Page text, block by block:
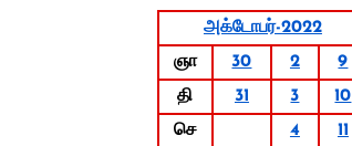
அக்டோபர்-2022
ஞா
30 2 9
தி
31 3 10
செ
4 11